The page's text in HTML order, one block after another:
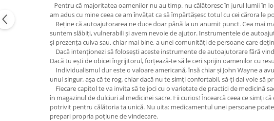
Relații de cuplu
Erotism
Psihologie practică
Lumea îngerilor
Seria Masaru Emoto
Inspiraţie divină
Pentru că majoritatea oamenilor nu au timp, nu călătoresc în jurul lumii în
am adus cu mine ceea ce am învăţat ca să împărtăşesc totul cu cei cărora le
Reţine că autoajutorarea ne duce doar până la un anumit punct. Cea mai
suntem slăbiţi, vulnerabili şi avem nevoie de ajutor. Instrumentele de
şi prezenţa cuiva sau, chiar mai bine, a unei comunităţi de persoane care
Dacă intenţionezi să foloseşti aceste instrumente de autoajutorare fără
Dacă tu eşti de obicei îngrijitorul, forţează-te să le ceri sprijin oamenilor cu
Individualismul dur este o valoare americană, însă chiar şi John Wayne a
unul singur, aşa că te rog, chiar dacă nu te simţi confortabil, să-ţi dai voie să
Fiecare capitol te va invita să te joci cu o varietate de practici de medicină
în magazinul de dulciuri al medicinei sacre. Fii curios! Încearcă ceea ce simţi
potrivit pentru călătoria ta unică. Nu uita: medicamentul unei persoane
prepari propria poţiune de vindecare.